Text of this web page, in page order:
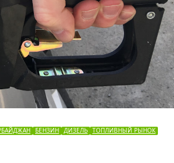
БЕНЗИН ДИЗЕЛЬ ТОПЛИВНЫЙ РЫНОК